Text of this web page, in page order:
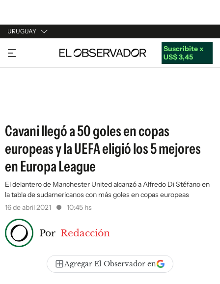
URUGUAY
URUGUAY
ARGENTINA
Suscribite x
US$ 3,45
Cavani llegó a 50 goles en copas
europeas y la UEFA eligió los 5 mejores
en Europa League
El delantero de Manchester United alcanzó a Alfredo Di Stéfano en
la tabla de sudamericanos con más goles en copas europeas
16 de abril 2021
10:45 hs
Por Redacción
Agregar El Observador en